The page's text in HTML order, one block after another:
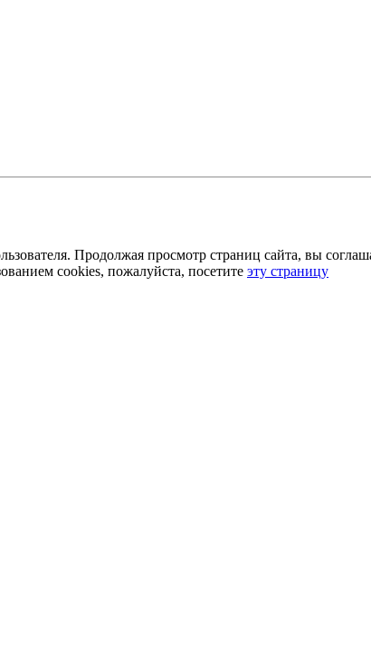
Продолжая просмотр страниц сайта, вы
cookies, пожалуйста, посетите эту страницу